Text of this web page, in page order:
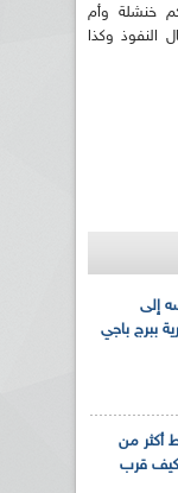
قبل محاكم خنشلة وأم
النفوذ وكذا
إلى
ببرج باجي
أكثر من
قرب